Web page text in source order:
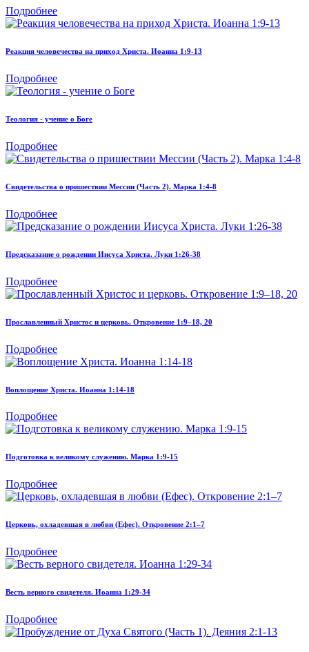
Подробнее
Реакция человечества на приход Христа. Иоанна 1:9-13
Подробнее
Теология - учение о Боге
Подробнее
Свидетельства о пришествии Мессии (Часть 2). Марка 1:4-8
Подробнее
Предсказание о рождении Иисуса Христа. Луки 1:26-38
Подробнее
Прославленный Христос и церковь. Откровение 1:9–18, 20
Подробнее
Воплощение Христа. Иоанна 1:14-18
Подробнее
Подготовка к великому служению. Марка 1:9-15
Подробнее
Церковь, охладевшая в любви (Ефес). Откровение 2:1–7
Подробнее
Весть верного свидетеля. Иоанна 1:29-34
Подробнее